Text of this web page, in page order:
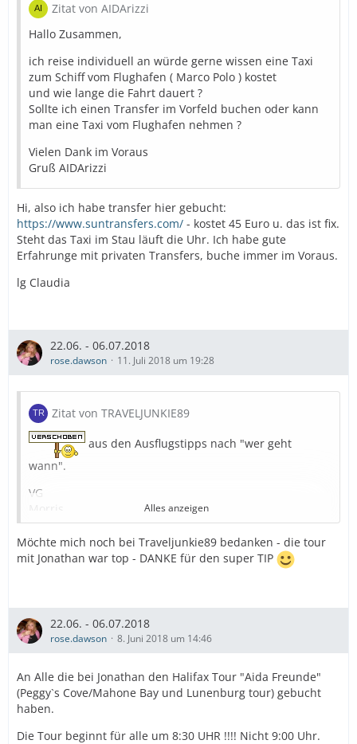
Zitat von AIDArizzi
Hallo Zusammen,
ich reise individuell an würde gerne wissen eine Taxi
zum Schiff vom Flughafen ( Marco Polo ) kostet
und wie lange die Fahrt dauert ?
Sollte ich einen Transfer im Vorfeld buchen oder kann
man eine Taxi vom Flughafen nehmen ?
Vielen Dank im Voraus
Gruß AIDArizzi
Hi, also ich habe transfer hier gebucht:
https://www.suntransfers.com/ - kostet 45 Euro u. das ist fix.
Steht das Taxi im Stau läuft die Uhr. Ich habe gute
Erfahrunge mit privaten Transfers, buche immer im Voraus.
lg Claudia
22.06. - 06.07.2018
rose.dawson 11. Juli 2018 um 19:28
Zitat von TRAVELJUNKIE89
aus den Ausflugstipps nach "wer geht
wann".
VG
Hallo zusammen,
meinen ersten Beitrag unter dem Bereich "Halifax"
verfassen.
Meine bessere Hälfte und ich fahren vom 22.06.18-
06.07.18 die Tour mit der AIDAvita von New York nach
Montreal. Vor allem für den Hafen "Halifax" war ich sehr
unentschlossen, welchen Landausflug wir unternehmen
sollen.
Wie viele von euch, habe ich mich also durch die Seiten
gelesen und bin auf die vielen positiven Rezensionen zu
Alles anzeigen
Möchte mich noch bei Traveljunkie89 bedanken - die tour
mit Jonathan war top - DANKE für den super TIP
22.06. - 06.07.2018
rose.dawson 8. Juni 2018 um 14:46
An Alle die bei Jonathan den Halifax Tour "Aida Freunde"
(Peggy`s Cove/Mahone Bay und Lunenburg tour) gebucht
haben.
Die Tour beginnt für alle um 8:30 UHR !!!! Nicht 9:00 Uhr.